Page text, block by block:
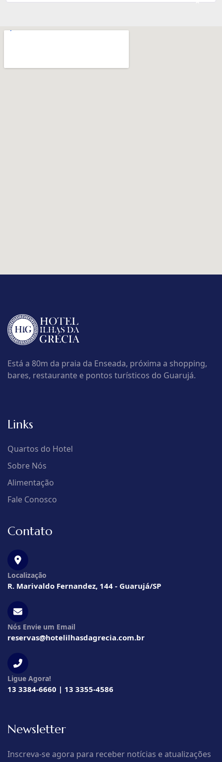
Está a 80m da praia da Enseada, próxima a shopping,
bares, restaurante e pontos turísticos do Guarujá.
Links
Quartos do Hotel
Sobre Nós
Alimentação
Fale Conosco
Contato
Localização
R. Marivaldo Fernandez, 144 - Guarujá/SP
Nós Envie um Email
reservas@hotelilhasdagrecia.com.br
Ligue Agora!
13 3384-6660 | 13 3355-4586
Newsletter
Inscreva-se agora para receber notícias e atualizações